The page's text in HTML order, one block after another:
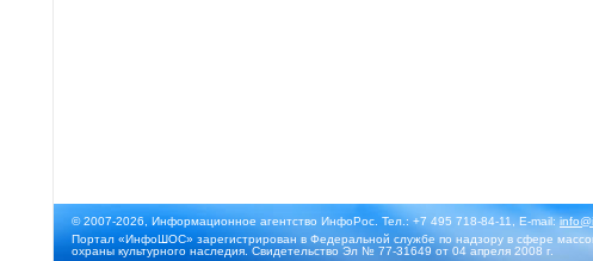
© 2007-2026, Информационное агентство ИнфоРос. Тел.: +7 495 718-84-11, E-mail:
Портал «ИнфоШОС» зарегистрирован в Федеральной службе по надзору в сфере
охраны культурного наследия. Свидетельство Эл № 77-31649 от 04 апреля 2008 г.